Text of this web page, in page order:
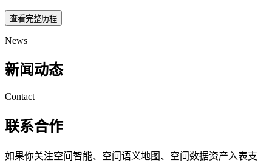
查看完整历程
News
新闻动态
Contact
联系合作
如果你关注空间智能、空间语义地图、空间数据资产入表支